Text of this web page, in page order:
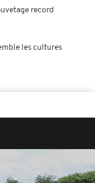
record
les cultures